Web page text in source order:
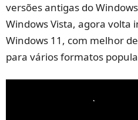
versões antigas do
Windows Vista, agora
Windows 11, com melhor
para vários formatos